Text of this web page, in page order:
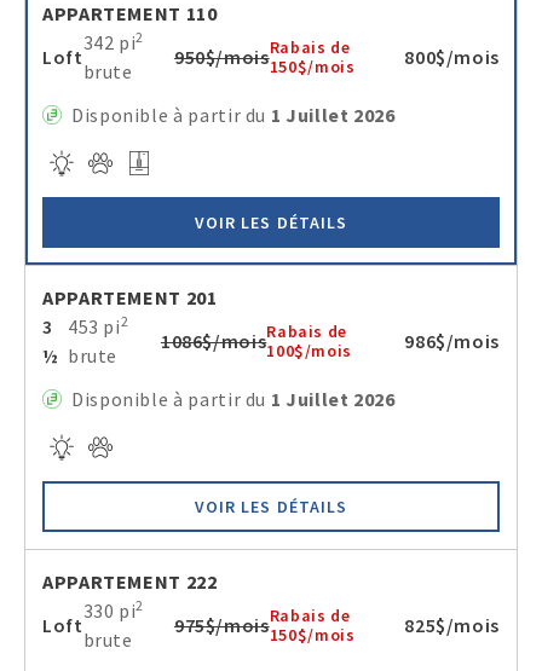
APPARTEMENT 110
Loft
342 pi2
brute
950$/moisRabais de
150$/mois
800$/mois
Disponible à partir du 1 Juillet 2026
VOIR LES DÉTAILS
APPARTEMENT 201
3
½
453 pi2
brute
1086$/moisRabais de
100$/mois
986$/mois
Disponible à partir du 1 Juillet 2026
VOIR LES DÉTAILS
APPARTEMENT 222
Loft
330 pi2
brute
975$/moisRabais de
150$/mois
825$/mois